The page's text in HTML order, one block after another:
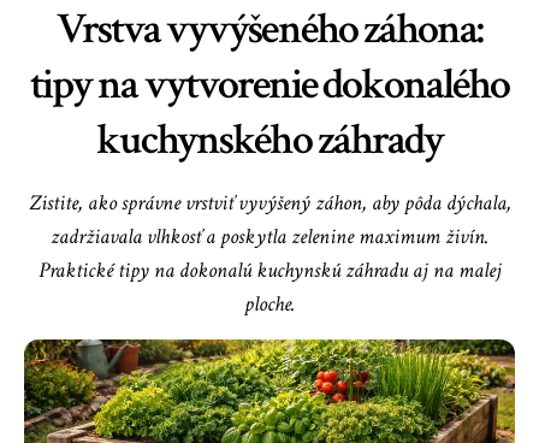
Vrstva vyvýšeného záhona:
tipy na vytvorenie dokonalého
kuchynského záhrady
Zistite, ako správne vrstviť vyvýšený záhon, aby pôda dýchala,
zadržiavala vlhkosť a poskytla zelenine maximum živín.
Praktické tipy na dokonalú kuchynskú záhradu aj na malej
ploche.